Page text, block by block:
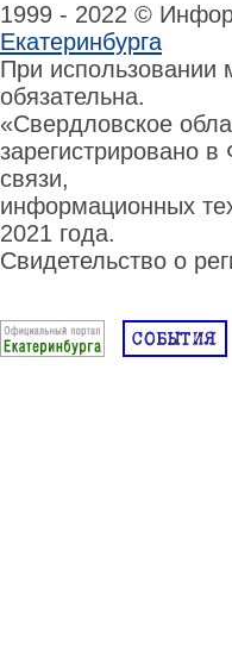
1999 - 2022 ©
Екатеринбурга
При использовании
обязательна.
«Свердловское
зарегистрировано
связи,
информационных
2021 года.
Свидетельство о